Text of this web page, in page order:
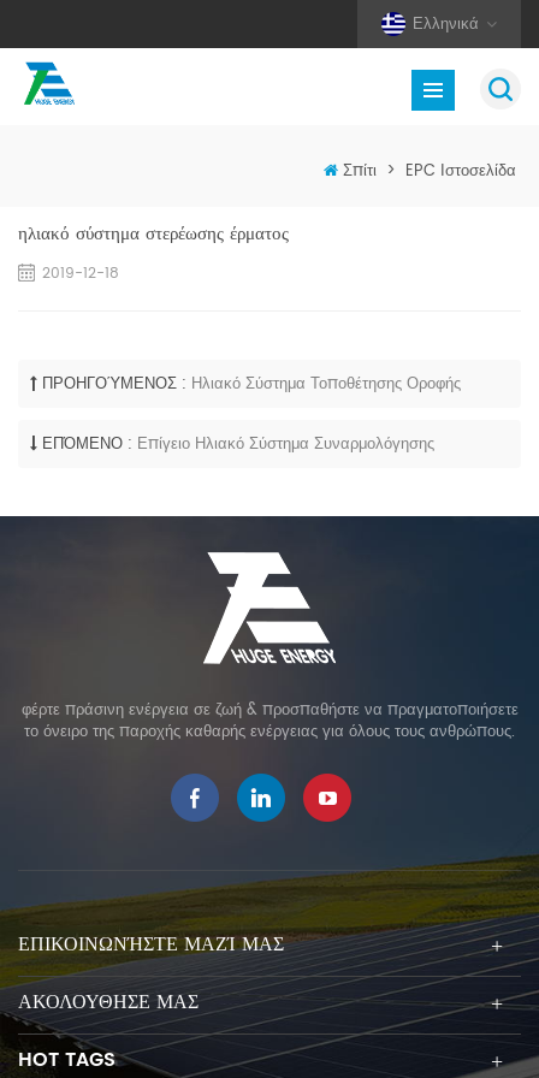
Ελληνικά
Σπίτι > EPC Ιστοσελίδα
ηλιακό σύστημα στερέωσης έρματος
2019-12-18
ΠΡΟΗΓΟΎΜΕΝΟΣ : Ηλιακό Σύστημα Τοποθέτησης Οροφής
ΕΠΌΜΕΝΟ : Επίγειο Ηλιακό Σύστημα Συναρμολόγησης
φέρτε πράσινη ενέργεια σε ζωή & προσπαθήστε να πραγματοποιήσετε
το όνειρο της παροχής καθαρής ενέργειας για όλους τους ανθρώπους.
ΕΠΙΚΟΙΝΩΝΉΣΤΕ ΜΑΖΊ ΜΑΣ
ΑΚΟΛΟΥΘΗΣΕ ΜΑΣ
HOT TAGS